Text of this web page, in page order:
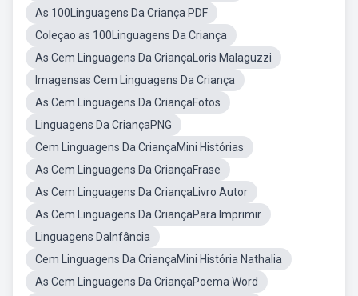
As 100Linguagens Da Criança PDF
Coleçao as 100Linguagens Da Criança
As Cem Linguagens Da CriançaLoris Malaguzzi
Imagensas Cem Linguagens Da Criança
As Cem Linguagens Da CriançaFotos
Linguagens Da CriançaPNG
Cem Linguagens Da CriançaMini Histórias
As Cem Linguagens Da CriançaFrase
As Cem Linguagens Da CriançaLivro Autor
As Cem Linguagens Da CriançaPara Imprimir
Linguagens DaInfância
Cem Linguagens Da CriançaMini História Nathalia
As Cem Linguagens Da CriançaPoema Word